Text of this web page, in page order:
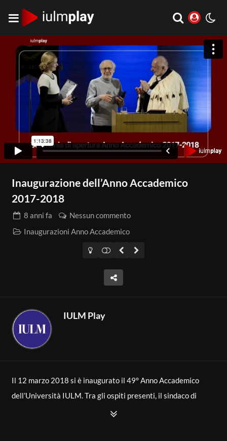
Inaugurazione dell’Anno Accademico
2017-2018
8 anni fa
Nessun commento
Inaugurazioni Anno Accademico
IULM Play
Il 12 marzo 2018 si è inaugurato il 49° Anno Accademico
dell’Università IULM. Tra gli ospiti presenti, il sindaco di
Milano, Giuseppe Sala e l’artista Emilio Isgrò